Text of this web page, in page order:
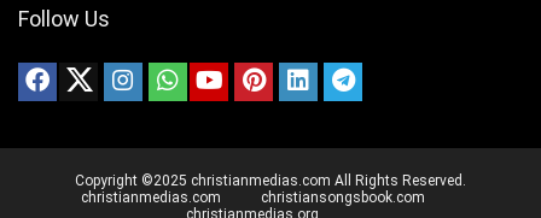
Follow Us
Copyright ©2025 christianmedias.com All Rights Reserved.
christianmedias.com
christiansongsbook.com
christianmedias.org